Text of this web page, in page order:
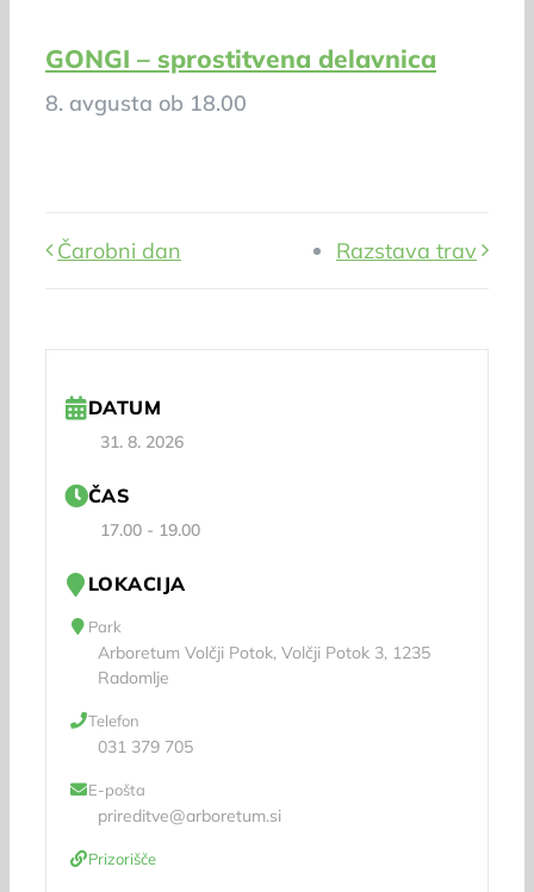
GONGI – sprostitvena delavnica
8. avgusta ob 18.00
Čarobni dan Razstava trav
DATUM
31. 8. 2026
ČAS
17.00 - 19.00
LOKACIJA
Park
Arboretum Volčji Potok, Volčji Potok 3, 1235
Radomlje
Telefon
031 379 705
E-pošta
prireditve@arboretum.si
Prizorišče